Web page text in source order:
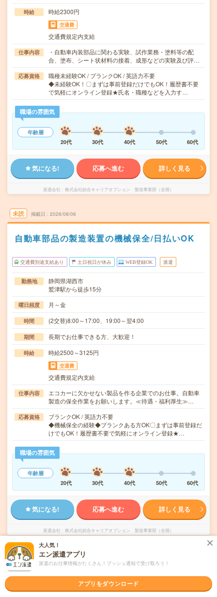
時給 時給2300円
交通費
交通費規定内支給
仕事内容
・自動車内装部品に関わる実験、試作業務・塗料等の配
合、塗布、シート状材料の接着、成形などの実験及び評…
応募資格
職種未経験OK / ブランクOK / 英語力不要
◆未経験OK！〇まずは事前登録だけでもOK！履歴書不要
で気軽にオンライン登録★氏名・職種などを入力す…
職場の雰囲気
年齢層
20代
30代 40代 50代 60代
気になる! 応募へ進む 詳しく見る
派遣会社 株式会社綜合キャリアオプション 製造事業部（全国）
未読 掲載日 2026/08/06
自動車部品の製造装置の機械保全/日払いOK
交通費別途支給あり 土日祝日が休み WEB登録OK 派遣
勤務地
静岡県湖西市
鷲津駅から徒歩15分
曜日頻度 月～金
時間 (2交替)8:00～17:00、19:00～翌4:00
期間 長期でお仕事できる方、大歓迎！
時給 時給2500～3125円
交通費
交通費規定内支給
仕事内容
エコカーに欠かせない製品を作る企業でのお仕事。自動車
製造の保全作業をお願いします。≪待遇・福利厚生≫…
応募資格
ブランクOK / 英語力不要
◆機械保全の経験◆ブランクある方OK〇まずは事前登録だ
けでもOK！履歴書不要で気軽にオンライン登録★…
職場の雰囲気
年齢層
20代
30代 40代 50代 60代
気になる! 応募へ進む 詳しく見る
派遣会社 株式会社綜合キャリアオプション 製造事業部（全国）
未読 掲載日 2026/08/06
【さらにスキルUP！経験者歓迎！】組立・加
工・食品製造など/日払いOK
大人気！
エン派遣アプリ
派遣のお仕事情報がたくさん！プッシュ通知で受け取ろう！
アプリをダウンロード